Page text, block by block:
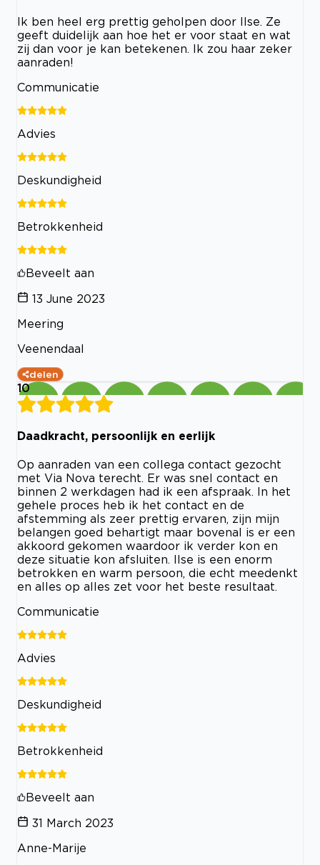
Ik ben heel erg prettig geholpen door Ilse. Ze
geeft duidelijk aan hoe het er voor staat en wat
zij dan voor je kan betekenen. Ik zou haar zeker
aanraden!
Communicatie
Advies
Deskundigheid
Betrokkenheid
Beveelt aan
13 June 2023
Meering
Veenendaal
delen
10
Daadkracht, persoonlijk en eerlijk
Op aanraden van een collega contact gezocht
met Via Nova terecht. Er was snel contact en
binnen 2 werkdagen had ik een afspraak. In het
gehele proces heb ik het contact en de
afstemming als zeer prettig ervaren, zijn mijn
belangen goed behartigt maar bovenal is er een
akkoord gekomen waardoor ik verder kon en
deze situatie kon afsluiten. Ilse is een enorm
betrokken en warm persoon, die echt meedenkt
en alles op alles zet voor het beste resultaat.
Communicatie
Advies
Deskundigheid
Betrokkenheid
Beveelt aan
31 March 2023
Anne-Marije